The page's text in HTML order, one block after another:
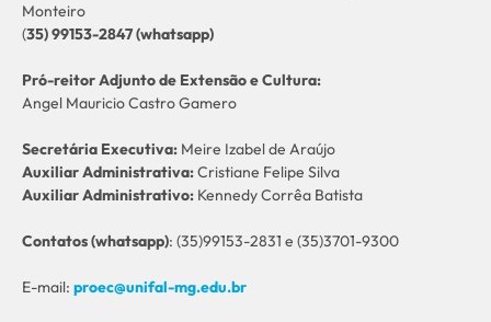
Monteiro
(35) 99153-2847 (whatsapp)
Pró-reitor Adjunto de Extensão e Cultura:
Angel Mauricio Castro Gamero
Secretária Executiva: Meire Izabel de Araújo
Auxiliar Administrativa:Cristiane Felipe Silva
Auxiliar Administrativo: Kennedy Corrêa Batista
Contatos (whatsapp): (35)99153-2831 e (35)3701-9300
E-mail: proec@unifal-mg.edu.br